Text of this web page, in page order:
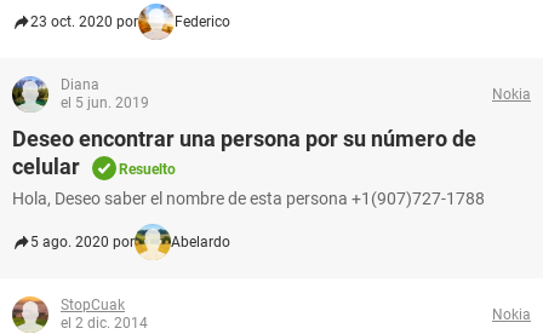
23 oct. 2020 por Federico
Diana
el 5 jun. 2019
Nokia
Deseo encontrar una persona por su número de
celular
Resuelto
Hola, Deseo saber el nombre de esta persona +1(907)727-1788
5 ago. 2020 por Abelardo
StopCuak
el 2 dic. 2014
Nokia